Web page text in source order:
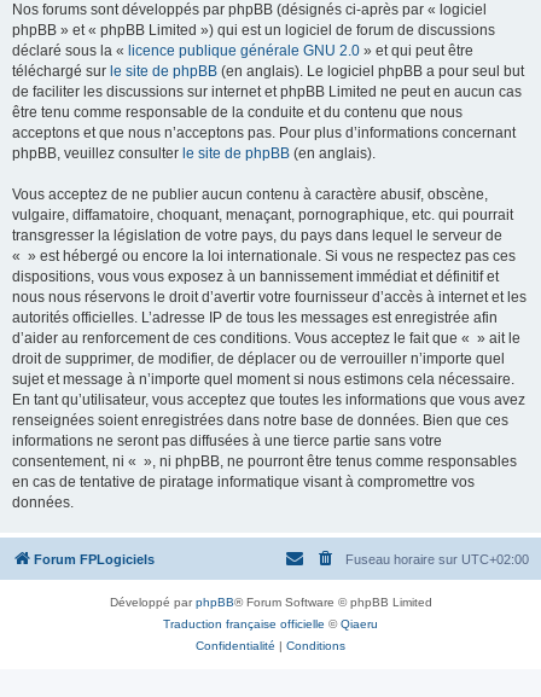
Nos forums sont développés par phpBB (désignés ci-après par « logiciel
phpBB » et « phpBB Limited ») qui est un logiciel de forum de discussions
déclaré sous la « licence publique générale GNU 2.0 » et qui peut être
téléchargé sur le site de phpBB (en anglais). Le logiciel phpBB a pour seul but
de faciliter les discussions sur internet et phpBB Limited ne peut en aucun cas
être tenu comme responsable de la conduite et du contenu que nous
acceptons et que nous n’acceptons pas. Pour plus d’informations concernant
phpBB, veuillez consulter le site de phpBB (en anglais).
Vous acceptez de ne publier aucun contenu à caractère abusif, obscène,
vulgaire, diffamatoire, choquant, menaçant, pornographique, etc. qui pourrait
transgresser la législation de votre pays, du pays dans lequel le serveur de
« » est hébergé ou encore la loi internationale. Si vous ne respectez pas ces
dispositions, vous vous exposez à un bannissement immédiat et définitif et
nous nous réservons le droit d’avertir votre fournisseur d’accès à internet et les
autorités officielles. L’adresse IP de tous les messages est enregistrée afin
d’aider au renforcement de ces conditions. Vous acceptez le fait que « » ait le
droit de supprimer, de modifier, de déplacer ou de verrouiller n’importe quel
sujet et message à n’importe quel moment si nous estimons cela nécessaire.
En tant qu’utilisateur, vous acceptez que toutes les informations que vous avez
renseignées soient enregistrées dans notre base de données. Bien que ces
informations ne seront pas diffusées à une tierce partie sans votre
consentement, ni « », ni phpBB, ne pourront être tenus comme responsables
en cas de tentative de piratage informatique visant à compromettre vos
données.
Forum FPLogiciels Fuseau horaire sur UTC+02:00
Développé parphpBB® Forum Software © phpBB Limited
Traduction française officielle ©Qiaeru
Confidentialité | Conditions